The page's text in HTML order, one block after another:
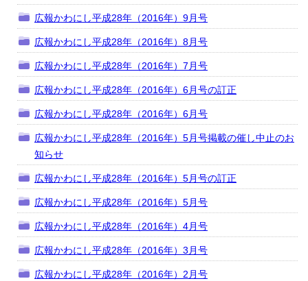
広報かわにし平成28年（2016年）9月号
広報かわにし平成28年（2016年）8月号
広報かわにし平成28年（2016年）7月号
広報かわにし平成28年（2016年）6月号の訂正
広報かわにし平成28年（2016年）6月号
広報かわにし平成28年（2016年）5月号掲載の催し中止のお
知らせ
広報かわにし平成28年（2016年）5月号の訂正
広報かわにし平成28年（2016年）5月号
広報かわにし平成28年（2016年）4月号
広報かわにし平成28年（2016年）3月号
広報かわにし平成28年（2016年）2月号